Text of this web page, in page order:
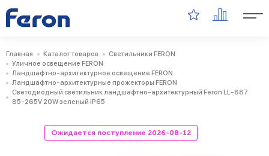
Главная Каталог товаров
Светильники FERON
Уличное освещение FERON
Ландшафтно-архитектурное освещение FERON
Ландшафтно-архитектурные прожекторы FERON
Светодиодный светильник ландшафтно-архитектурный Feron LL-887
85-265V 20W зеленый IP65
Ожидается поступление 2026-08-12